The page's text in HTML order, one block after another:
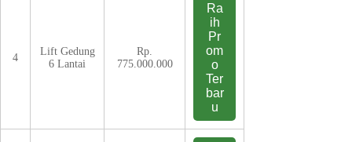
4
Lift Gedung
6 Lantai
Rp.
775.000.000
Ra
ih
Pr
om
o
Ter
bar
u